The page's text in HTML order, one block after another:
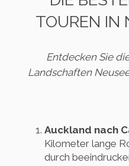
TOUREN IN
Entdecken Sie
Landschaften
Auckland nach
Kilometer lange
durch